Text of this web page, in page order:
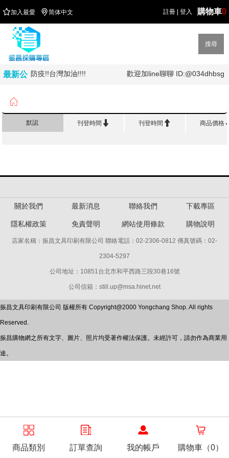
商品類別 訂單查詢 我的帳戶 購物車（0）
註冊 登入 購物車0
加入最愛 简体中文
搜尋
最新公
!!!全民防疫!!台灣加油!!!! 歡迎加line聊聊 ID:@034dhbsg

默認 刊登時間  刊登時間  商品價格
關於我們 最新消息 聯絡我們 下載專區
隱私權政策 免責聲明 網站使用條款 購物說明
店家名稱：振昌文具印刷有限公司 聯絡電話：02-2306-0812 傳真號碼：02-
2304-5297
公司地址：10851台北市和平西路三段30巷16號
公司信箱：still.up@msa.hinet.net
振昌文具印刷有限公司 版權所有 Copyright@2000 Yongchang Shop. All rights
Reserved.
振昌購物網之所有文字、圖片、照片均受著作權法保護。未經許可，請勿作為商業用
途。